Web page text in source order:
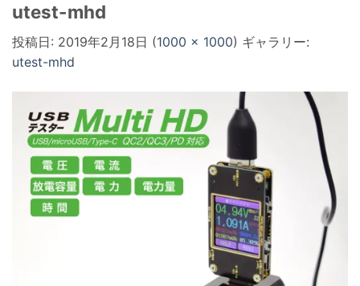
utest-mhd
投稿日: 2019年2月18日 (1000 × 1000) ギャラリー:
utest-mhd